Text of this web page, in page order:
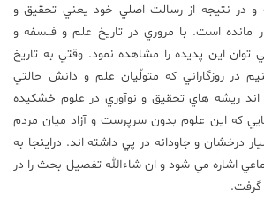
نتيجه از رسالت اصلي خود يعني تحقيق و
مانده است. با مروري در تاريخ علم و فلسفه و
اين پديده را مشاهده نمود. وقتي به تاريخ
در روزگاراني كه متولّيان علم و دانش حالتي
ريشه هاي تحقيق و نوآوري در علوم خشكيده
كه اين علوم بدون سرپرست و آزاد ميان مردم
درخشان و جاودانه در پي داشته اند. دراينجا به
اشاره مي شود و ان شاءالله تفصيل بحث را در
گرفت.